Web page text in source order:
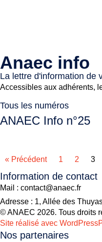
Anaec info
La lettre d'information de
Accessibles aux adhérents,
Tous les numéros
ANAEC Info n°25
« Précédent 1 2 3
Information de contact
Mail : contact@anaec.fr
Adresse : 1, Allée des
© ANAEC 2026. Tous droits
Site réalisé avec WordPress
Nos partenaires